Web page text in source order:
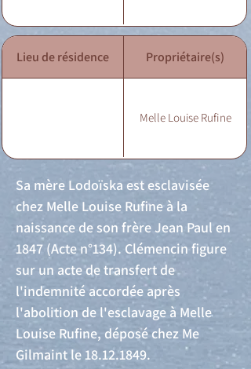
Lieu de résidence Propriétaire(s)
Melle Louise Rufine
Sa mère Lodoïska est esclavisée
chez Melle Louise Rufine à la
naissance de son frère Jean Paul en
1847 (Acte n°134). Clémencin figure
sur un acte de transfert de
l'indemnité accordée après
l'abolition de l'esclavage à Melle
Louise Rufine, déposé chez Me
Gilmaint le18.12.1849.